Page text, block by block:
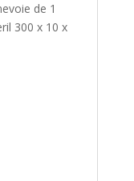
de 1
300 x 10 x